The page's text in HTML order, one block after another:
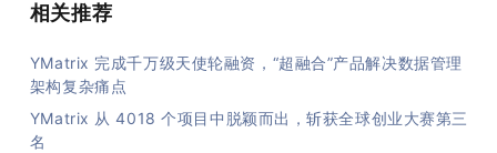
相关推荐
YMatrix 完成千万级天使轮融资，“超融合”产品解决数据管理
架构复杂痛点
YMatrix 从 4018 个项目中脱颖而出，斩获全球创业大赛第三
名